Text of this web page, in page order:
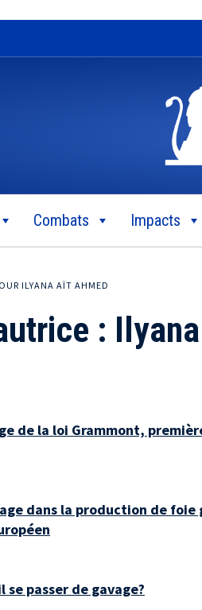
Combats Impacts
ILYANA AÏT AHMED
:
de la loi Grammont,
dans la production de
se passer de gavage?